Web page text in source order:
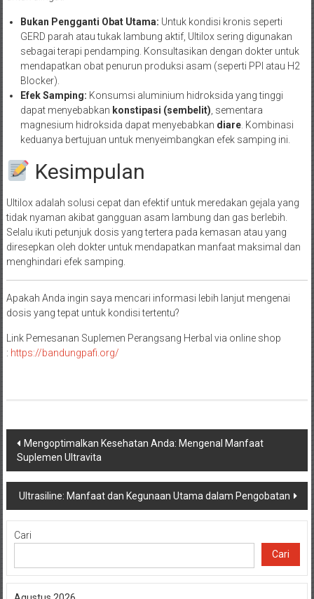
Bukan Pengganti Obat Utama: Untuk kondisi kronis seperti
GERD parah atau tukak lambung aktif, Ultilox sering digunakan
sebagai terapi pendamping. Konsultasikan dengan dokter untuk
mendapatkan obat penurun produksi asam (seperti PPI atau H2
Blocker).
Efek Samping: Konsumsi aluminium hidroksida yang tinggi
dapat menyebabkan konstipasi (sembelit) , sementara
magnesium hidroksida dapat menyebabkan diare. Kombinasi
keduanya bertujuan untuk menyeimbangkan efek samping ini.
Kesimpulan
Ultilox adalah solusi cepat dan efektif untuk meredakan gejala yang
tidak nyaman akibat gangguan asam lambung dan gas berlebih.
Selalu ikuti petunjuk dosis yang tertera pada kemasan atau yang
diresepkan oleh dokter untuk mendapatkan manfaat maksimal dan
menghindari efek samping.
Apakah Anda ingin saya mencari informasi lebih lanjut mengenai
dosis yang tepat untuk kondisi tertentu?
Link Pemesanan Suplemen Perangsang Herbal via online shop
: https://bandungpafi.org/
Navigasi
pos
Mengoptimalkan Kesehatan Anda: Mengenal Manfaat
Suplemen Ultravita
Ultrasiline: Manfaat dan Kegunaan Utama dalam Pengobatan
Cari
Cari